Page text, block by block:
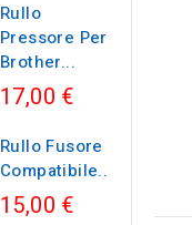
Rullo
Pressore Per
Brother...
17,00 €
Rullo Fusore
Compatibile...
15,00 €